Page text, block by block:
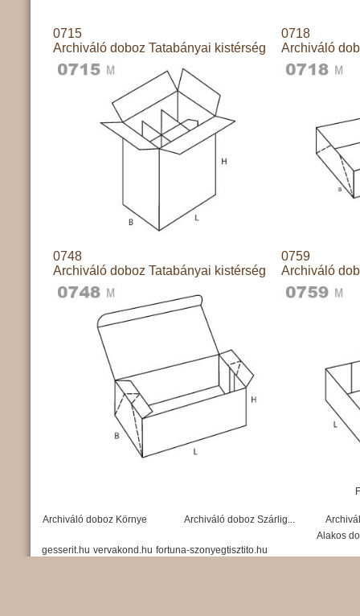
0715
Archiváló doboz Tatabányai kistérség
0718
Archiváló
0748
Archiváló doboz Tatabányai kistérség
0759
Archiváló
Archiváló doboz Környe Archiváló doboz Szárlig...
Alakos
gesserit.hu vervakond.hu fortuna-szonyegtisztito.hu